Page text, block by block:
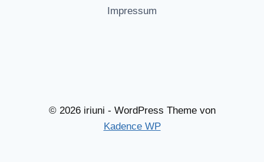
Impressum
© 2026 iriuni - WordPress Theme von
Kadence WP